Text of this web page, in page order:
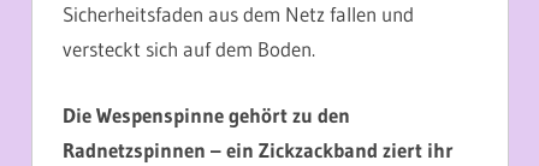
Sicherheitsfaden aus dem Netz fallen und
versteckt sich auf dem Boden.
Die Wespenspinne gehört zu den
Radnetzspinnen – ein Zickzackband ziert ihr